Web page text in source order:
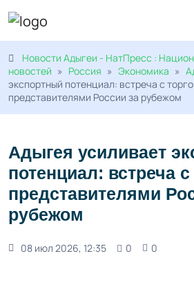
Новости Адыгеи - НатПресс :
новостей » Россия » Экономика »
экспортный потенциал: встреча с
представителями России за рубежом
Адыгея усиливает
потенциал: встреча
представителями
рубежом
08 июл 2026, 12:35 0 0